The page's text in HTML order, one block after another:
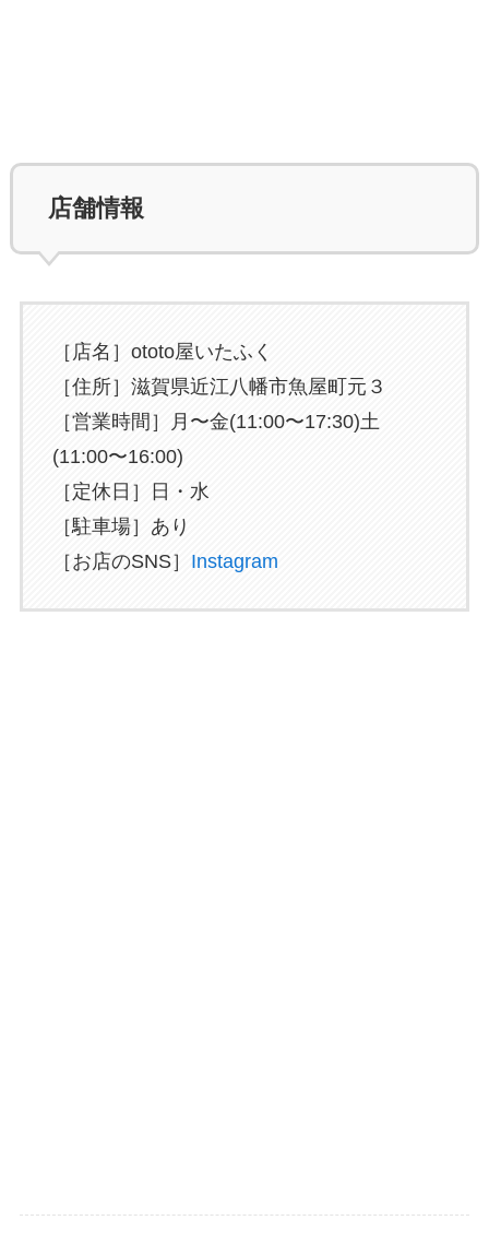
店舗情報
［店名］ototo屋いたふく
［住所］滋賀県近江八幡市魚屋町元３
［営業時間］月〜金(11:00〜17:30)土
(11:00〜16:00)
［定休日］日・水
［駐車場］あり
［お店のSNS］ Instagram